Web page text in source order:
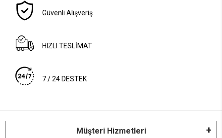
Güvenli Alışveriş
HIZLI TESLİMAT
7 / 24 DESTEK
Müşteri Hizmetleri